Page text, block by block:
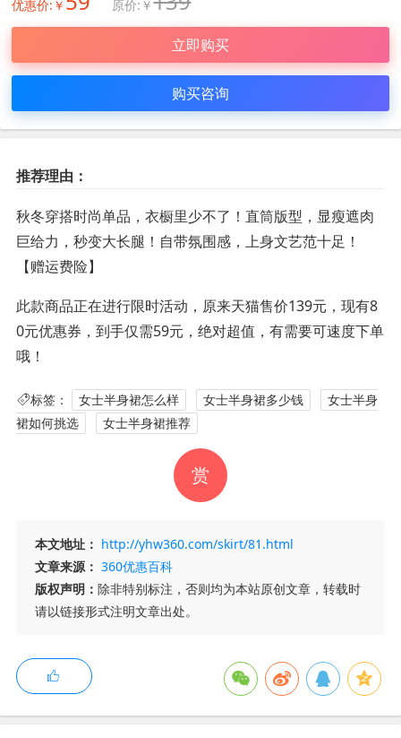
优惠价:￥ 原价:￥
立即购买
购买咨询
推荐理由：
秋冬穿搭时尚单品，衣橱里少不了！直筒版型，显瘦遮肉
巨给力，秒变大长腿！自带氛围感，上身文艺范十足！
【赠运费险】
此款商品正在进行限时活动，原来天猫售价139元，现有8
0元优惠券，到手仅需59元，绝对超值，有需要可速度下单
哦！
标签： 女士半身裙怎么样 女士半身裙多少钱
女士半身
裙如何挑选
女士半身裙推荐
赏
本文地址： http://yhw360.com/skirt/81.html
文章来源： 360优惠百科
版权声明： 除非特别标注，否则均为本站原创文章，转载时
请以链接形式注明文章出处。